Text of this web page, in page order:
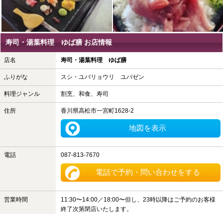
寿司・湯葉料理 ゆば膳 お店情報
店名 寿司・湯葉料理 ゆば膳
ふりがな スシ・ユバリョウリ ユバゼン
料理ジャンル 割烹、和食、寿司
住所 香川県高松市一宮町1628-2
地図を表示
電話 087-813-7670
電話で予約・問い合わせをする
営業時間
11:30〜14:00／18:00〜但し、23時以降はご予約のお客様
終了次第閉店いたします。